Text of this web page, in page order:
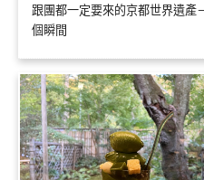
跟團都一定要來的京都世界遺產
個瞬間